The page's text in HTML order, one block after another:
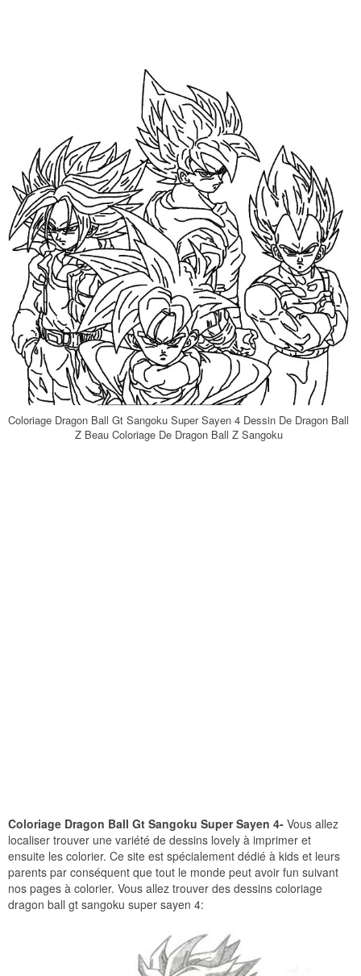
Coloriage Dragon Ball Gt Sangoku Super Sayen 4 Dessin De Dragon Ball
Z Beau Coloriage De Dragon Ball Z Sangoku
Coloriage Dragon Ball Gt Sangoku Super Sayen 4- Vous allez
localiser trouver une variété de dessins lovely à imprimer et
ensuite les colorier. Ce site est spécialement dédié à kids et leurs
parents par conséquent que tout le monde peut avoir fun suivant
nos pages à colorier. Vous allez trouver des dessins coloriage
dragon ball gt sangoku super sayen 4: